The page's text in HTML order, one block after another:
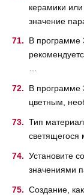
керамики
значение
В программе
…
В программе
цветным,
Тип
светящегося
Установите
значениями
Создание,